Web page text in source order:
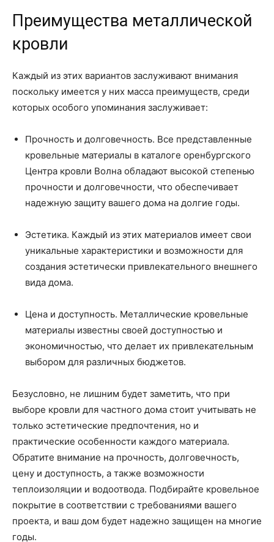
Преимущества металлической
кровли
Каждый из этих вариантов заслуживают внимания
поскольку имеется у них масса преимуществ, среди
которых особого упоминания заслуживает:
Прочность и долговечность. Все представленные
кровельные материалы в каталоге оренбургского
Центра кровли Волна обладают высокой степенью
прочности и долговечности, что обеспечивает
надежную защиту вашего дома на долгие годы.
Эстетика. Каждый из этих материалов имеет свои
уникальные характеристики и возможности для
создания эстетически привлекательного внешнего
вида дома.
Цена и доступность. Металлические кровельные
материалы известны своей доступностью и
экономичностью, что делает их привлекательным
выбором для различных бюджетов.
Безусловно, не лишним будет заметить, что при
выборе кровли для частного дома стоит учитывать не
только эстетические предпочтения, но и
практические особенности каждого материала.
Обратите внимание на прочность, долговечность,
цену и доступность, а также возможности
теплоизоляции и водоотвода. Подбирайте кровельное
покрытие в соответствии с требованиями вашего
проекта, и ваш дом будет надежно защищен на многие
годы.